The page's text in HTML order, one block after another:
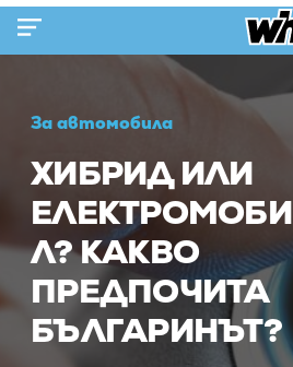
За автомобила
ХИБРИД ИЛИ
ЕЛЕКТРОМОБИ
Л? КАКВО
ПРЕДПОЧИТА
БЪЛГАРИНЪТ?